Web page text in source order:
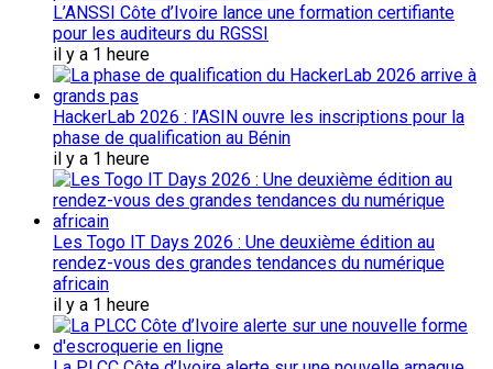
L’ANSSI Côte d’Ivoire lance une formation certifiante
pour les auditeurs du RGSSI
il y a 1 heure
HackerLab 2026 : l’ASIN ouvre les inscriptions pour la
phase de qualification au Bénin
il y a 1 heure
Les Togo IT Days 2026 : Une deuxième édition au
rendez-vous des grandes tendances du numérique
africain
il y a 1 heure